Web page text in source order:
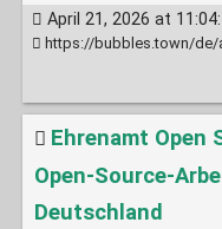
April 21, 2026 at
https://bubbles.town/de/
Ehrenamt Open
Open-Source-
Deutschland